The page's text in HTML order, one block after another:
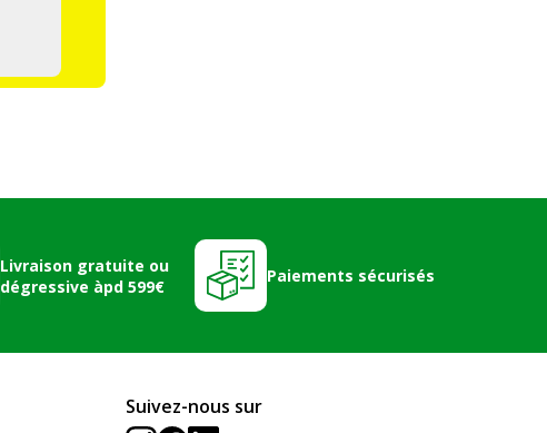
Livraison gratuite ou
dégressive àpd 599€
Paiements sécurisés
Suivez-nous sur